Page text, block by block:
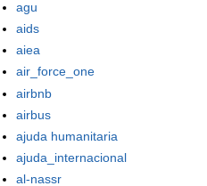
agu
aids
aiea
air_force_one
airbnb
airbus
ajuda humanitaria
ajuda_internacional
al-nassr